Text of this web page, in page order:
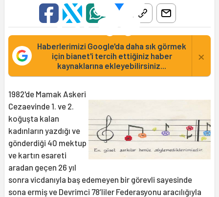
Haberlerimizi Google'da daha sık görmek
için bianet'i tercih ettiğiniz haber
kaynaklarına ekleyebilirsiniz...
×
1982'de Mamak Askeri
Cezaevinde 1. ve 2.
koğuşta kalan
kadınların yazdığı ve
gönderdiği 40 mektup
ve kartın esareti
aradan geçen 26 yıl
sonra vicdanıyla baş edemeyen bir görevli sayesinde
sona ermiş ve Devrimci 78’liler Federasyonu aracılığıyla